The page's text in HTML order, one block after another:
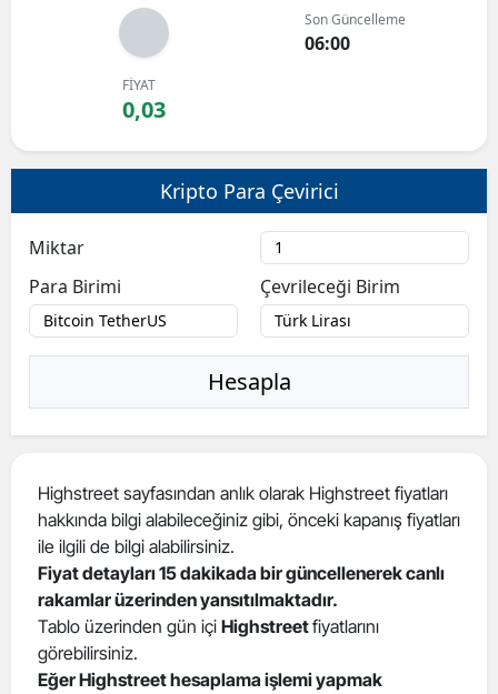
Bilecik
Burdur
Bursa
Çanakkale
Çankırı
Çorum
Denizli
Edirne
Elazığ
Erzincan
Son Güncelleme
06:00
FİYAT
0,03
Kripto Para Çevirici
Miktar
Para Birimi
Çevrileceği Birim
Hesapla
Highstreet sayfasından anlık olarak Highstreet fiyatları
hakkında bilgi alabileceğiniz gibi, önceki kapanış fiyatları
ile ilgili de bilgi alabilirsiniz.
Fiyat detayları 15 dakikada bir güncellenerek canlı
rakamlar üzerinden yansıtılmaktadır.
Tablo üzerinden gün içi Highstreetfiyatlarını
görebilirsiniz.
Eğer Highstreet hesaplama işlemi yapmak